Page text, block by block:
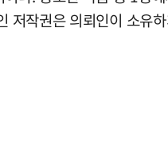
저작권은 의뢰인이 소유